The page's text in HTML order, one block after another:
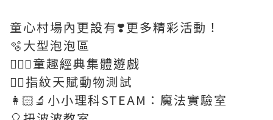
童心村場內更設有❣️更多精彩活動！
🫧大型泡泡區
🤹🏻‍♀️童趣經典集體遊戲
🖐🏻指紋天賦動物測試
👩🏻‍🔬小小理科STEAM：魔法實驗室